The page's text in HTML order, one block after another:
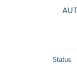
Status